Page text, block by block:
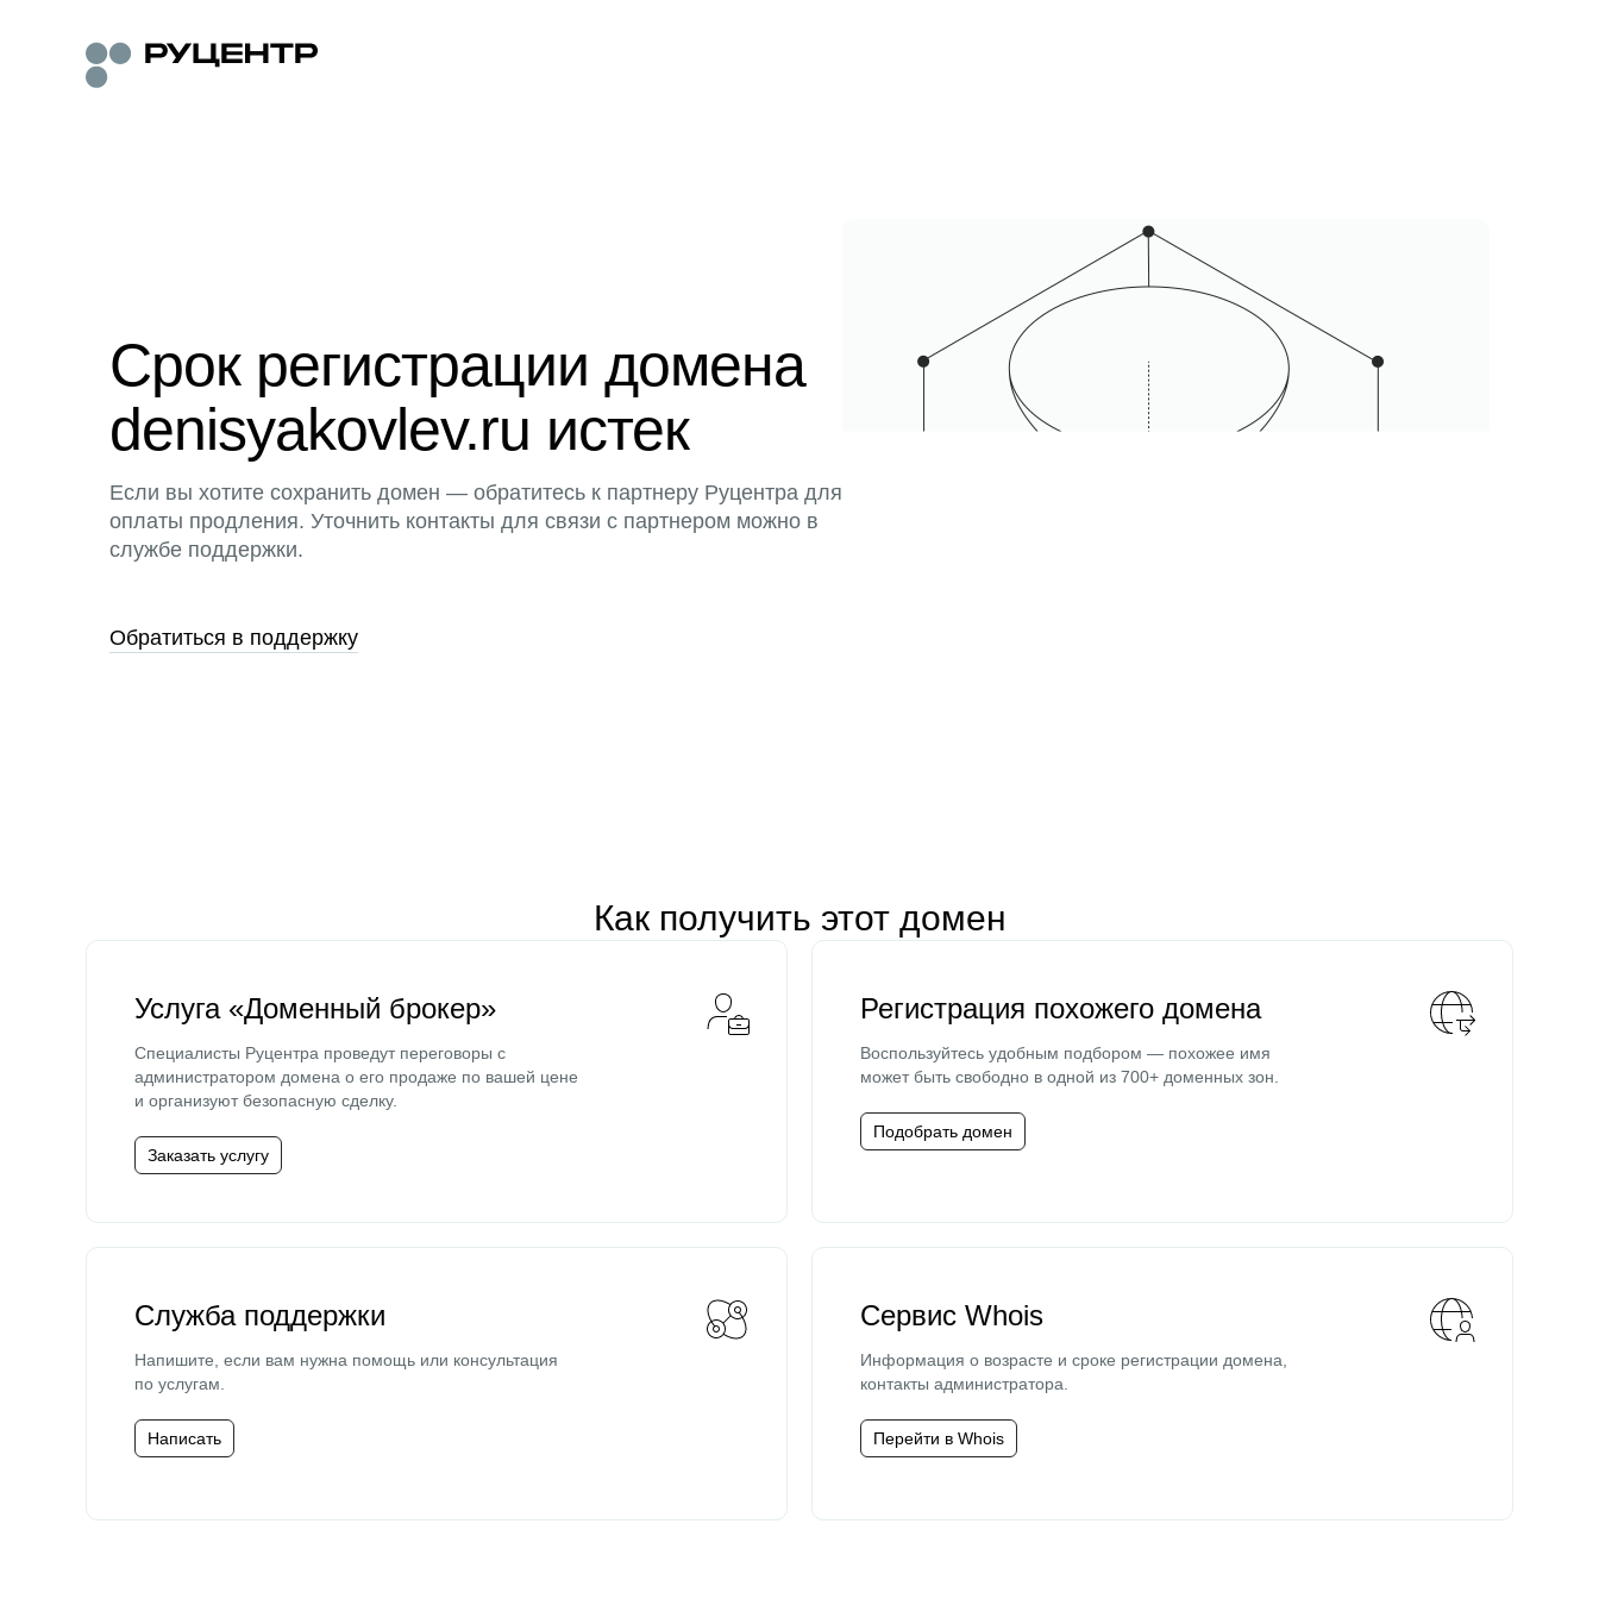
Срок регистрации домена
denisyakovlev.ru истек
Если вы хотите сохранить домен — обратитесь к партнеру Руцентра для
оплаты продления. Уточнить контакты для связи с партнером можно в
службе поддержки.
Обратиться в поддержку
Как получить этот домен
Услуга «Доменный брокер»
Специалисты Руцентра проведут переговоры с
администратором домена о его продаже по вашей цене
и организуют безопасную сделку.
Заказать услугу
Регистрация похожего домена
Воспользуйтесь удобным подбором — похожее имя
может быть свободно в одной из 700+ доменных зон.
Подобрать домен
Служба поддержки
Напишите, если вам нужна помощь или консультация
по услугам.
Написать
Сервис Whois
Информация о возрасте и сроке регистрации домена,
контакты администратора.
Перейти в Whois